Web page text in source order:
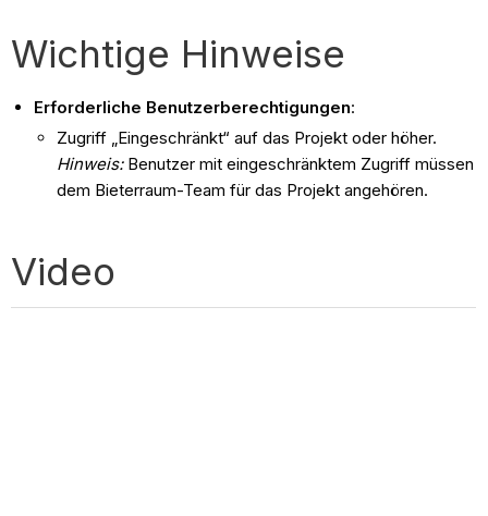
Wichtige Hinweise
Erforderliche Benutzerberechtigungen:
Zugriff „Eingeschränkt“ auf das Projekt oder höher.
Hinweis: Benutzer mit eingeschränktem Zugriff müssen
dem Bieterraum-Team für das Projekt angehören.
Video